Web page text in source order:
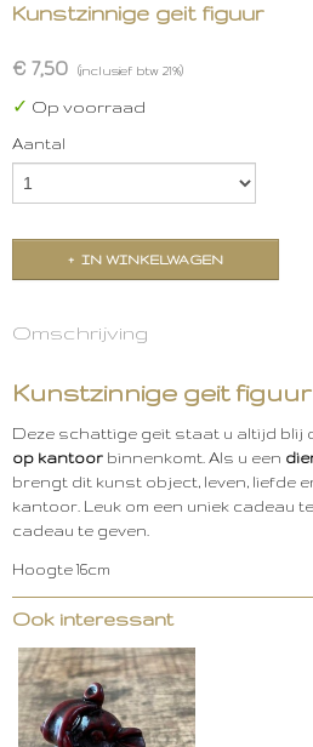
Kunstzinnige geit figuur
€ 7,50 (inclusief btw 21%)
✓ Op voorraad
Aantal
IN WINKELWAGEN
Omschrijving
Kunstzinnige geit figuur
Deze schattige geit staat u altijd blij
op kantoor binnenkomt. Als u een
brengt dit kunst object, leven, liefde
kantoor. Leuk om een uniek cadeau
cadeau te geven.
Hoogte 16cm
Ook interessant